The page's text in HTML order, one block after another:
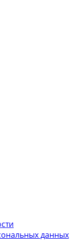
данных